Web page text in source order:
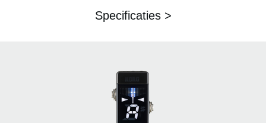
Specificaties >